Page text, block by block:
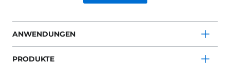
ANWENDUNGEN
PRODUKTE